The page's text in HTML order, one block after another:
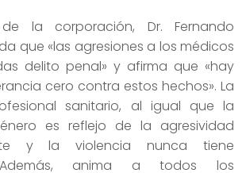
la corporación, Dr. Fernando
que «las agresiones a los médicos
delito penal» y afirma que «hay
cero contra estos hechos». La
sanitario, al igual que la
es reflejo de la agresividad
y la violencia nunca tiene
Además, anima a todos los